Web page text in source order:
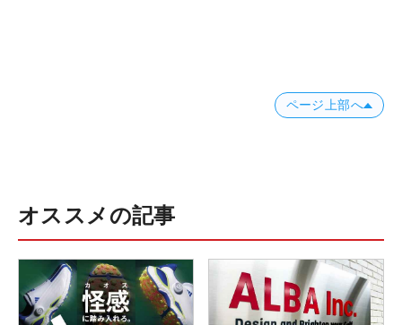
ページ上部へ
オススメの記事